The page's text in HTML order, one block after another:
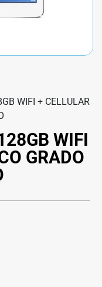
WIFI + CELLULAR
WIFI
GRADO